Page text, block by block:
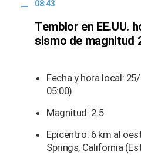
08:43
Temblor en EE.UU.
sismo de magnitud
Fecha y hora local:
05:00)
Magnitud: 2.5
Epicentro: 6 km al
Springs, California